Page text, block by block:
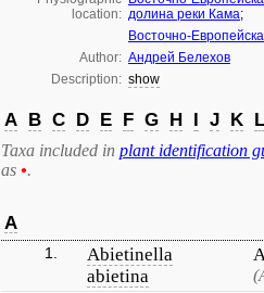
location: долина реки Кама;
Восточно-
Author: Андрей Белехов
Description: show
A B C D E F G H I J K L
Taxa included in plant identification
as •.
A
1.
Abietinella
abietina